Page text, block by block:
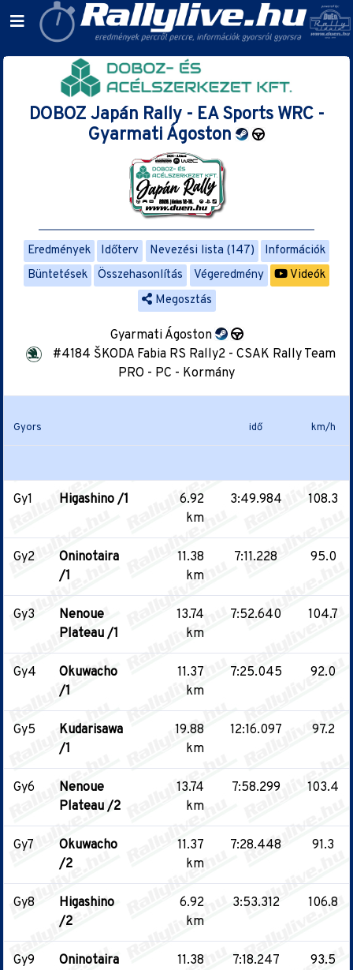
DOBOZ Japán Rally - EA Sports WRC -
Gyarmati Ágoston
Eredmények Időterv Nevezési lista (147)
Információk
Büntetések
Összehasonlítás Végeredmény
Videók
Megosztás
Gyarmati Ágoston
#4184 ŠKODA Fabia RS Rally2 - CSAK Rally Team
PRO - PC - Kormány
Gyors idő km/h
Gy1 Higashino /1
6.92
km
3:49.984 108.3
Gy2
Oninotaira
/1
11.38
km
7:11.228 95.0
Gy3
Nenoue
Plateau /1
13.74
km
7:52.640 104.7
Gy4
Okuwacho
/1
11.37
km
7:25.045 92.0
Gy5
Kudarisawa
/1
19.88
km
12:16.097 97.2
Gy6
Nenoue
Plateau /2
13.74
km
7:58.299 103.4
Gy7
Okuwacho
/2
11.37
km
7:28.448 91.3
Gy8
Higashino
/2
6.92
km
3:53.312 106.8
Gy9
Oninotaira
11.38
7:18.247 93.5